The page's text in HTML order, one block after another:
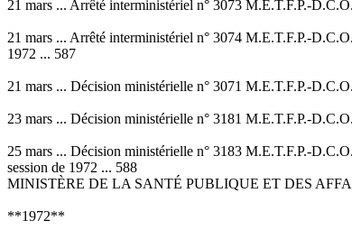
21 mars ... Arrêté interministériel n° 3073 M.E.T.F.P.-
21 mars ... Arrêté interministériel n° 3074 M.E.T.F.P.-
1972 ... 587
21 mars ... Décision ministérielle n° 3071 M.E.T.F.P.-
23 mars ... Décision ministérielle n° 3181 M.E.T.F.P.-
25 mars ... Décision ministérielle n° 3183 M.E.T.F.P.-
session de 1972 ... 588
MINISTÈRE DE LA SANTÉ PUBLIQUE ET DES
**1972**